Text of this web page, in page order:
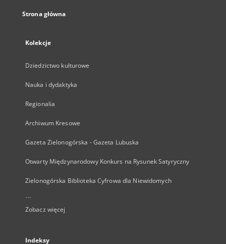
Strona główna
Kolekcje
Dziedzictwo kulturowe
Nauka i dydaktyka
Regionalia
Archiwum Kresowe
Gazeta Zielonogórska - Gazeta Lubuska
Otwarty Międzynarodowy Konkurs na Rysunek Satyryczny
Zielonogórska Biblioteka Cyfrowa dla Niewidomych
...
Zobacz więcej
Indeksy